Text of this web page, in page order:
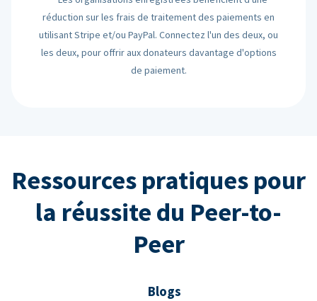
réduction sur les frais de traitement des paiements en
utilisant Stripe et/ou PayPal. Connectez l'un des deux, ou
les deux, pour offrir aux donateurs davantage d'options
de paiement.
Ressources pratiques pour
la réussite du Peer-to-
Peer
Blogs